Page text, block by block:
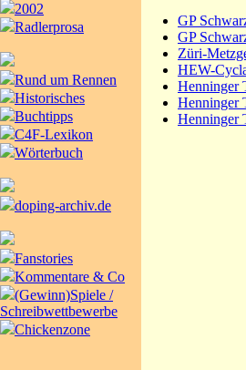
2002
Radlerprosa
Rund um Rennen
Historisches
Buchtipps
C4F-Lexikon
Wörterbuch
doping-archiv.de
Fanstories
Kommentare & Co
(Gewinn)Spiele /
Schreibwettbewerbe
Chickenzone
GP
GP
Züri-
HEW-
Henninger
Henninger
Henninger